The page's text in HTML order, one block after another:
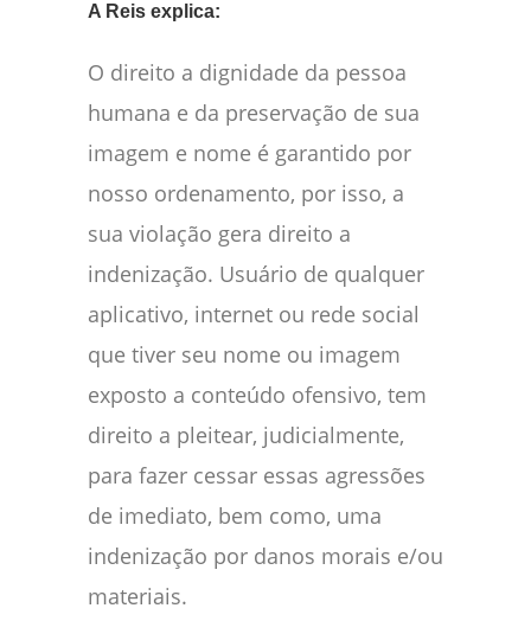
A Reis explica:
O direito a dignidade da pessoa
humana e da preservação de sua
imagem e nome é garantido por
nosso ordenamento, por isso, a
sua violação gera direito a
indenização. Usuário de qualquer
aplicativo, internet ou rede social
que tiver seu nome ou imagem
exposto a conteúdo ofensivo, tem
direito a pleitear, judicialmente,
para fazer cessar essas agressões
de imediato, bem como, uma
indenização por danos morais e/ou
materiais.